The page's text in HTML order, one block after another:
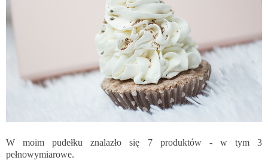
W moim pudełku znalazło się 7 produktów - w tym 3
pełnowymiarowe.